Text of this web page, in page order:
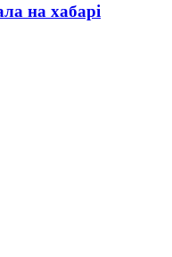
на хабарі